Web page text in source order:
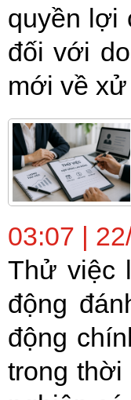
quyền lợi
đối với
mới về
03:07 |
Thử việc
động
động
trong